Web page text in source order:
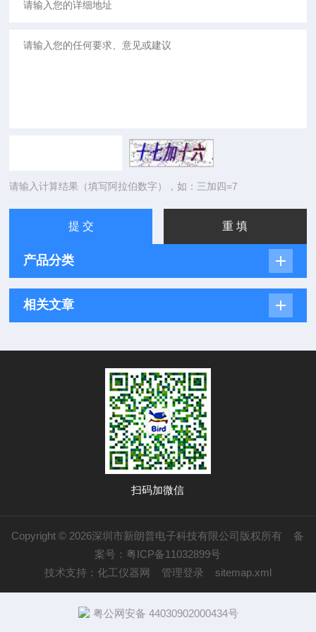
请输入计算结果（填写阿拉伯数字），如：三加四=7
产品分类
相关文章
扫码加微信
Copyright © 2026深圳市新朗普电子科技有限公司版权所有 备
案号：粤ICP备11032899号
技术支持： 化工仪器网 管理登录 sitemap.xml
粤公网安备 44030902000434号